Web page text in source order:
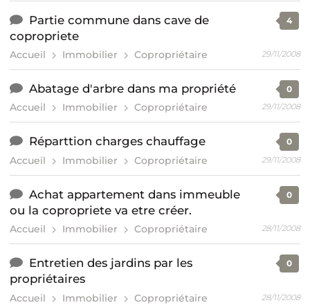
Partie commune dans cave de
copropriete
Accueil Immobilier Copropriétaire
4
29/11/2008
Abatage d'arbre dans ma propriété
Accueil Immobilier Copropriétaire
0
29/11/2008
Réparttion charges chauffage
Accueil Immobilier Copropriétaire
0
29/11/2008
Achat appartement dans immeuble
ou la copropriete va etre créer.
Accueil Immobilier Copropriétaire
0
28/11/2008
Entretien des jardins par les
propriétaires
Accueil Immobilier Copropriétaire
0
28/11/2008